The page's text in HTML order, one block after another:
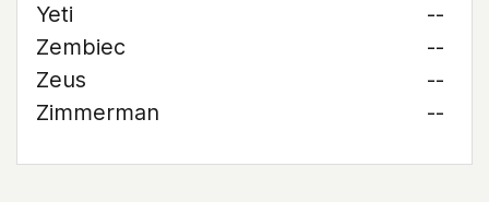
Yeti
--
Zembiec
--
Zeus
--
Zimmerman
--